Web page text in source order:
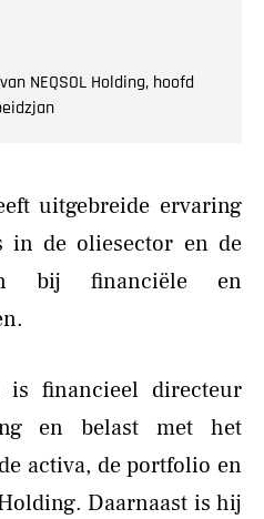
NEQSOL Holding, hoofd
uitgebreide ervaring
in de oliesector en de
bij financiële en
is financieel directeur
en belast met het
activa, de portfolio en
Daarnaast is hij